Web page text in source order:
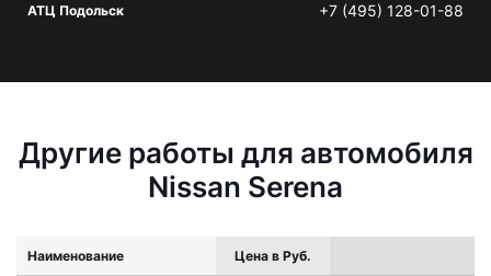
АТЦ Подольск +7 (495) 128-01-88
Другие работы для автомобиля
Nissan Serena
Наименование Цена в Руб.